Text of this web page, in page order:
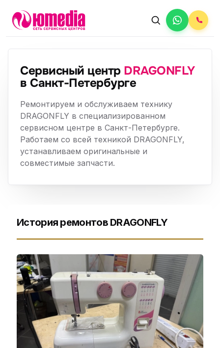
Сервисный центр DRAGONFLY
в Санкт-Петербурге
Ремонтируем и обслуживаем технику
DRAGONFLY в специализированном
сервисном центре в Санкт-Петербурге.
Работаем со всей техникой DRAGONFLY,
устанавливаем оригинальные и
совместимые запчасти.
История ремонтов DRAGONFLY